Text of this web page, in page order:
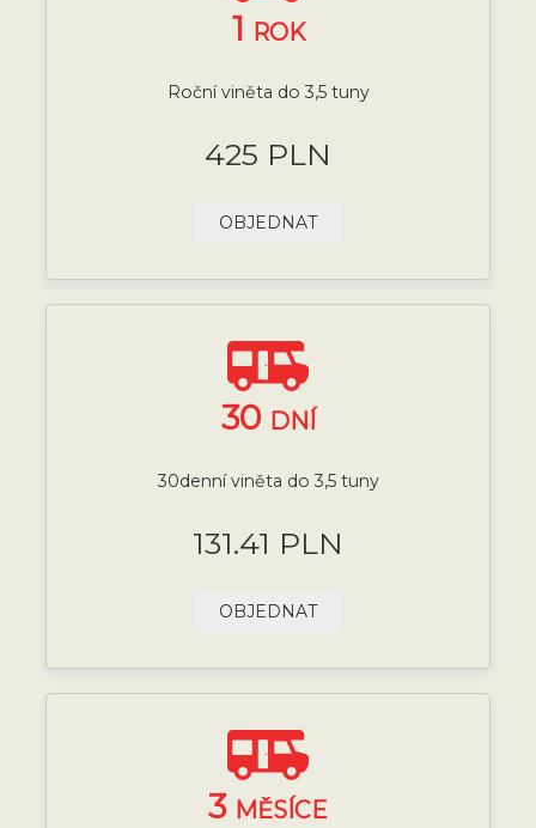
1 ROK
Roční viněta do 3,5 tuny
425 PLN
OBJEDNAT
30 DNÍ
30denní viněta do 3,5 tuny
131.41 PLN
OBJEDNAT
3 MĚSÍCE